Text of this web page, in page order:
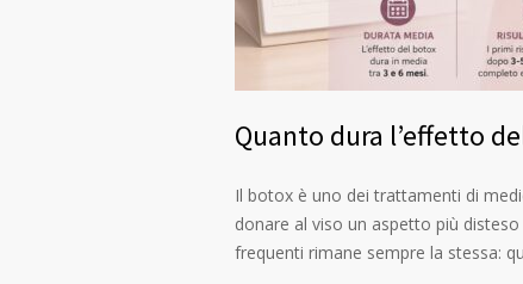
Quanto dura l’effetto
Il botox è uno dei trattamenti di
donare al viso un aspetto più
frequenti rimane sempre la stessa: